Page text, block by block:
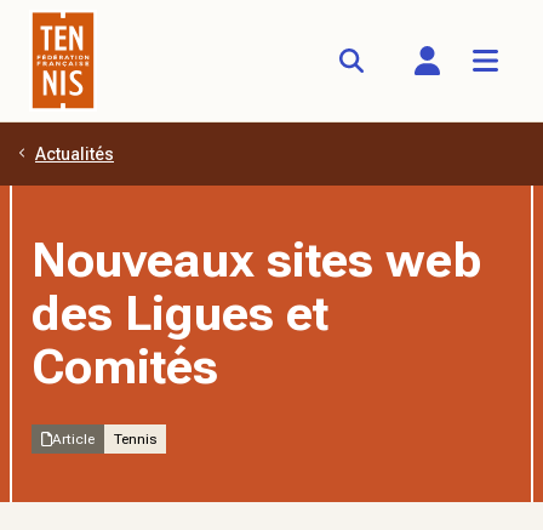
Aller au contenu principal
Actualités
Nouveaux sites web
des Ligues et
Comités
Article Tennis